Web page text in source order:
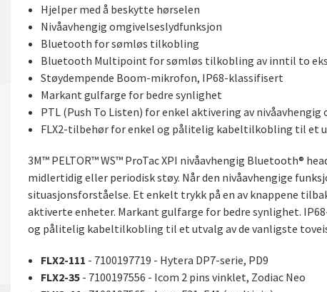
Hjelper med å beskytte hørselen
Nivåavhengig omgivelseslydfunksjon
Bluetooth for sømløs tilkobling
Bluetooth Multipoint for sømløs tilkobling av inntil to
Støydempende Boom-mikrofon, IP68-klassifisert
Markant gulfarge for bedre synlighet
PTL (Push To Listen) for enkel aktivering av
FLX2-tilbehør for enkel og pålitelig kabeltilkobling til et
3M™ PELTOR™ WS™ ProTac XPI nivåavhengig Bluetooth®
midlertidig eller periodisk støy. Når den nivåavhengige
situasjonsforståelse. Et enkelt trykk på en av knappene
aktiverte enheter. Markant gulfarge for bedre synlighet.
og pålitelig kabeltilkobling til et utvalg av de vanligste
FLX2-111 - 7100197719 - Hytera DP7-serie, PD9
FLX2-35- 7100197556 - Icom 2 pins vinklet, Zodiac Neo